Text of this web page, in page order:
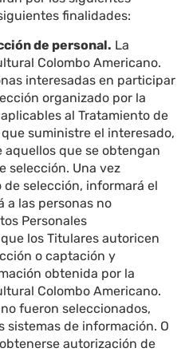
finalidades:
de personal. La
Colombo Americano.
interesadas en participar
organizado por la
al Tratamiento de
suministre el interesado,
aquellos que se obtengan
selección. Una vez
selección, informará el
a las personas no
Personales
los Titulares autoricen
o captación y
obtenida por la
Colombo Americano.
fueron seleccionados,
sistemas de información. O
autorización de